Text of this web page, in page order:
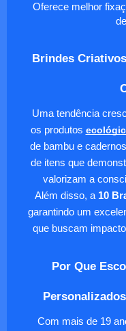
Oferece melhor
Brindes
Uma tendência
os produtos
de bambu e
de itens que
valorizam a
Além disso, a 10
garantindo um
que buscam
Por Que
Com mais de 19